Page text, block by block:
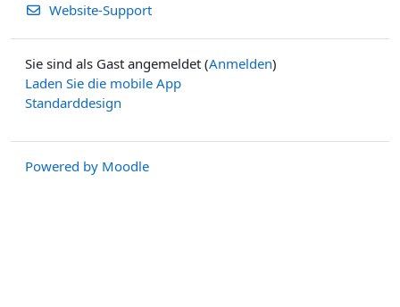
Website-Support
Sie sind als Gast angemeldet (Anmelden)
Laden Sie die mobile App
Standarddesign
Powered by Moodle